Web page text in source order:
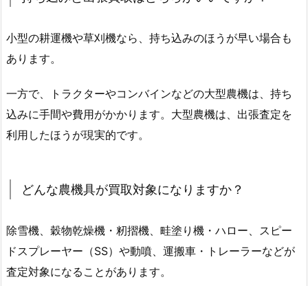
小型の耕運機や草刈機なら、持ち込みのほうが早い場合も
あります。
一方で、トラクターやコンバインなどの大型農機は、持ち
込みに手間や費用がかかります。大型農機は、出張査定を
利用したほうが現実的です。
どんな農機具が買取対象になりますか？
除雪機、穀物乾燥機・籾摺機、畦塗り機・ハロー、スピー
ドスプレーヤー（SS）や動噴、運搬車・トレーラーなどが
査定対象になることがあります。